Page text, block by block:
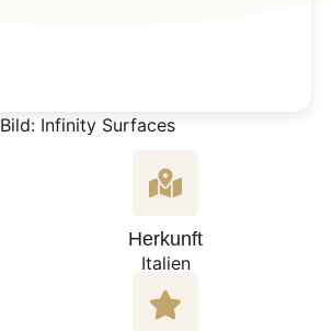
Bild: Infinity Surfaces
Herkunft
Italien